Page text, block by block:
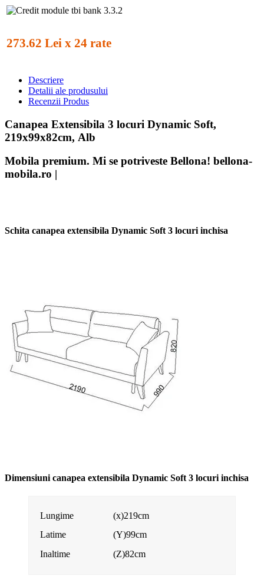
273.62 Lei x 24 rate
Descriere
Detalii ale produsului
Recenzii Produs
Canapea Extensibila 3 locuri Dynamic Soft,
219x99x82cm, Alb
Mobila premium. Mi se potriveste Bellona! bellona-
mobila.ro |
Schita canapea extensibila Dynamic Soft 3 locuri inchisa
Dimensiuni canapea extensibila Dynamic Soft 3 locuri inchisa
Lungime
(x)219cm
Latime
(Y)99cm
Inaltime
(Z)82cm